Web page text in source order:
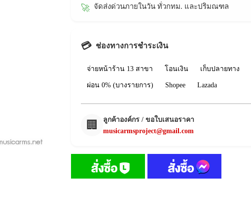
🚀 จัดส่งด่วนภายในวัน ทั่วกทม. และปริมณฑล
💳 ช่องทางการชำระเงิน
จ่ายหน้าร้าน 13 สาขา โอนเงิน เก็บปลายทาง
ผ่อน 0% (บางรายการ) Shopee Lazada
🏢
ลูกค้าองค์กร / ขอใบเสนอราคา
musicarmsproject@gmail.com